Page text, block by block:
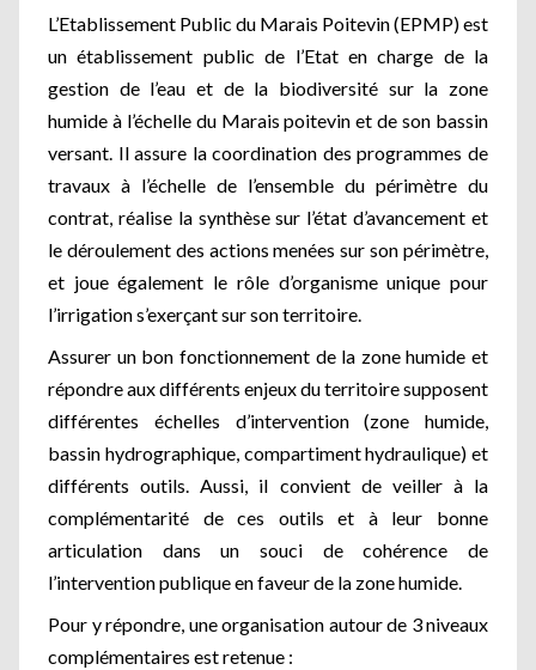
L’Etablissement Public du Marais Poitevin (EPMP) est
un établissement public de l’Etat en charge de la
gestion de l’eau et de la biodiversité sur la zone
humide à l’échelle du Marais poitevin et de son bassin
versant. Il assure la coordination des programmes de
travaux à l’échelle de l’ensemble du périmètre du
contrat, réalise la synthèse sur l’état d’avancement et
le déroulement des actions menées sur son périmètre,
et joue également le rôle d’organisme unique pour
l’irrigation s’exerçant sur son territoire.
Assurer un bon fonctionnement de la zone humide et
répondre aux différents enjeux du territoire supposent
différentes échelles d’intervention (zone humide,
bassin hydrographique, compartiment hydraulique) et
différents outils. Aussi, il convient de veiller à la
complémentarité de ces outils et à leur bonne
articulation dans un souci de cohérence de
l’intervention publique en faveur de la zone humide.
Pour y répondre, une organisation autour de 3 niveaux
complémentaires est retenue :